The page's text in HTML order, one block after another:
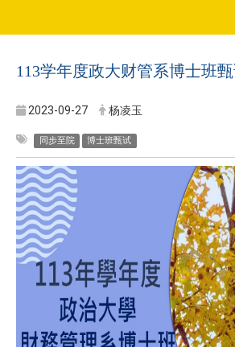
113学年度政大财管系博士班
2023-09-27 杨凌玉
同步至院 博士班甄试